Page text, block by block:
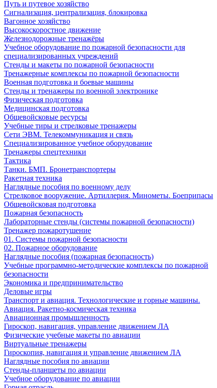
Путь и путевое хозяйство
Сигнализация, централизация, блокировка
Вагонное хозяйство
Высокоскоростное движение
Железнодорожные тренажёры
Учебное оборудование по пожарной безопасности для
специализированных учреждений
Стенды и макеты по пожарной безопасности
Тренажерные комплексы по пожарной безопасности
Военная подготовка и боевые машины
Стенды и тренажеры по военной электронике
Физическая подготовка
Медицинская подготовка
Общевойсковые ресурсы
Учебные тиры и стрелковые тренажеры
Сети ЭВМ. Телекоммуникация и связь
Специализированное учебное оборудование
Тренажеры спецтехники
Тактика
Танки. БМП. Бронетранспортеры
Ракетная техника
Наглядные пособия по военному делу
Стрелковое вооружение. Артиллерия. Минометы. Боеприпасы
Общевойсковая подготовка
Пожарная безопасность
Лабораторные стенды (системы пожарной безопасности)
Тренажер пожаротушение
01. Системы пожарной безопасности
02. Пожарное оборудование
Наглядные пособия (пожарная безопасность)
Учебные программно-методические комплексы по пожарной
безопасности
Экономика и предпринимательство
Деловые игры
Транспорт и авиация. Технологические и горные машины.
Авиация. Ракетно-космическая техника
Авиационная промышленность
Гироскоп, навигация, управление движением ЛА
Физические учебные макеты по авиации
Виртуальные тренажеры
Гироскопия, навигация и управление движением ЛА
Наглядные пособия по авиации
Стенды-планшеты по авиации
Учебное оборудование по авиации